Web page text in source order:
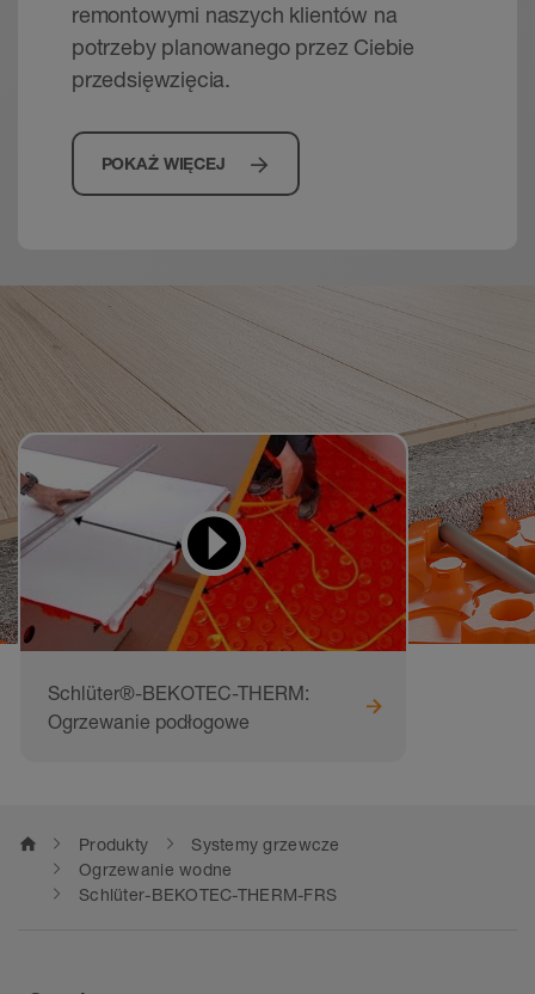
remontowymi naszych klientów na
potrzeby planowanego przez Ciebie
przedsięwzięcia.
POKAŻ WIĘCEJ
Wideo do nauki
i naśladowania
Schlüter®-BEKOTEC-THERM:
Ogrzewanie podłogowe
home Produkty
Systemy grzewcze
Ogrzewanie wodne
Schlüter-BEKOTEC-THERM-FRS